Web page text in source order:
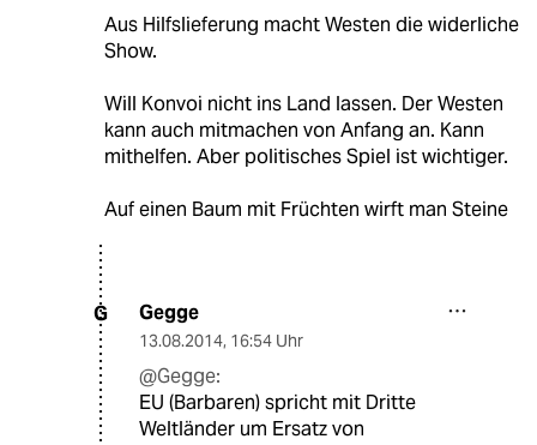
Aus Hilfslieferung macht Westen die widerliche
Show.
Will Konvoi nicht ins Land lassen. Der Westen
kann auch mitmachen von Anfang an. Kann
mithelfen. Aber politisches Spiel ist wichtiger.
Auf einen Baum mit Früchten wirft man Steine
G Gegge
13.08.2014, 16:54 Uhr
@Gegge:
EU (Barbaren) spricht mit Dritte
Weltländer um Ersatz von